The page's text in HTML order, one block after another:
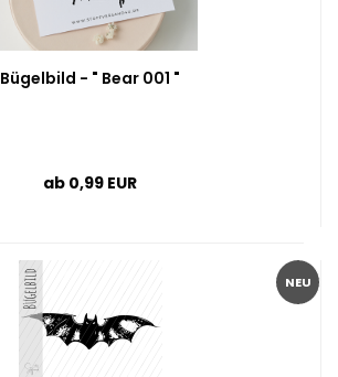
Bügelbild - " Bear 001 "
ab 0,99 EUR
NEU